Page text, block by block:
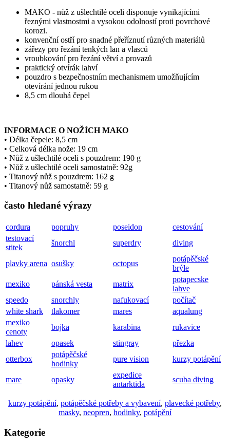
MAKO - nůž z ušlechtilé oceli disponuje vynikajícími
řeznými vlastnostmi a vysokou odolností proti povrchové
korozi.
konvenční ostří pro snadné přeříznutí různých materiálů
zářezy pro řezání tenkých lan a vlasců
vroubkování pro řezání větví a provazů
praktický otvírák lahví
pouzdro s bezpečnostním mechanismem umožňujícím
otevírání jednou rukou
8,5 cm dlouhá čepel
INFORMACE O NOŽÍCH MAKO
• Délka čepele: 8,5 cm
• Celková délka nože: 19 cm
• Nůž z ušlechtilé oceli s pouzdrem: 190 g
• Nůž z ušlechtilé oceli samostatně: 92g
• Titanový nůž s pouzdrem: 162 g
• Titanový nůž samostatně: 59 g
často hledané výrazy
cordura popruhy poseidon
cestování
testovací
stitek
šnorchl superdry diving
plavky arena osušky octopus
potápěčské
brýle
mexiko
pánská vesta matrix
potapecske
lahve
speedo
snorchly nafukovací
počítač
white shark
tlakomer mares
aqualung
mexiko
cenoty
bojka karabina
rukavice
lahev
opasek stingray
přezka
otterbox
potápěčské
hodinky
pure vision kurzy potápění
mare opasky
expedice
antarktida
scuba diving
kurzy potápění, potápěčské potřeby a vybavení, plavecké potřeby,
masky, neopren, hodinky, potápění
Kategorie